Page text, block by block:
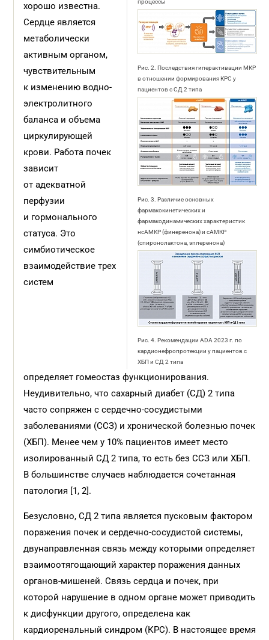
процессы
Рис. 2. Последствия гиперактивации МКР
в отношении формирования КРС у
пациентов с СД 2 типа
Рис. 3. Различие основных
фармакокинетических и
фармакодинамических характеристик
нсАМКР (финеренона) и сАМКР
(спиронолактона, эплеренона)
Рис. 4. Рекомендации ADA 2023 г. по
кардионефропротекции у пациентов с
ХБП и СД 2 типа
хорошо известна.
Сердце является
метаболически
активным органом,
чувствительным
к изменению водно-
электролитного
баланса и объема
циркулирующей
крови. Работа почек
зависит
от адекватной
перфузии
и гормонального
статуса. Это
симбиотическое
взаимодействие трех
систем
определяет гомеостаз функционирования.
Неудивительно, что сахарный диабет (СД) 2 типа
часто сопряжен с сердечно-сосудистыми
заболеваниями (ССЗ) и хронической болезнью почек
(ХБП). Менее чем у 10% пациентов имеет место
изолированный СД 2 типа, то есть без ССЗ или ХБП.
В большинстве случаев наблюдается сочетанная
патология [1, 2].
Безусловно, СД 2 типа является пусковым фактором
поражения почек и сердечно-сосудистой системы,
двунаправленная связь между которыми определяет
взаимоотягощающий характер поражения данных
органов-мишеней. Связь сердца и почек, при
которой нарушение в одном органе может приводить
к дисфункции другого, определена как
кардиоренальный синдром (КРС). В настоящее время